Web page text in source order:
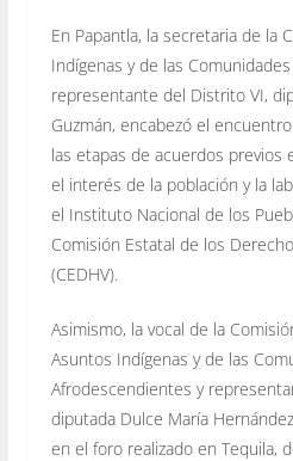
En Papantla, la secretaria de la
Indígenas y de las
representante del Distrito VI,
Guzmán, encabezó el
las etapas de acuerdos previos
el interés de la población y la
el Instituto Nacional de los
Comisión Estatal de los
(CEDHV).
Asimismo, la vocal de la
Asuntos Indígenas y de las
Afrodescendientes y
diputada Dulce María
en el foro realizado en Tequila,